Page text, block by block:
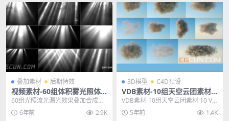
叠加素材 后期特效
视频素材-60组体积雾光照体
积光流光漏光效果叠加合成素
材合集
60组光照流光漏光效果叠加合成素
材合集，这些素材包含很多效果，
是一个大合集，各种...
6年前 2.9K
3D模型 C4D预设
VDB素材-10组天空云团素材 1
0 VDB Cloud Volumes（VD
B格式）
VDB素材-10组天空云团素材 10 VD
B Cloud Volumes（VDB...
5年前 1.4K